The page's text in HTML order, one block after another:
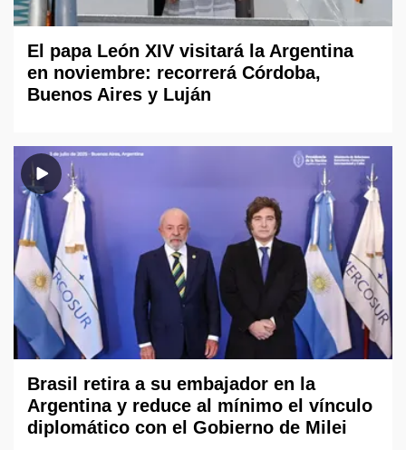
El papa León XIV visitará la Argentina
en noviembre: recorrerá Córdoba,
Buenos Aires y Luján
Brasil retira a su embajador en la
Argentina y reduce al mínimo el vínculo
diplomático con el Gobierno de Milei